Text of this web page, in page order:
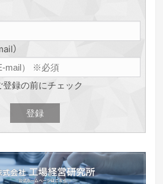
）
登録の前にチェック